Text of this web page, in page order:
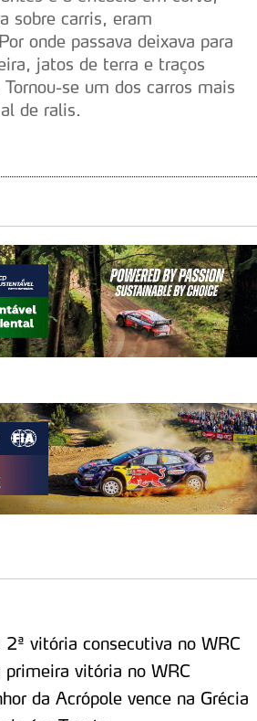
informação, relativa à sua
de publicidade e de análise, com
na UE e em países terceiros.
as transferências internacionais de
realizadas apenas com o seu
de certo tipo de Cookies e
pode ter impacto na sua
no Website e nos serviços
cookies do site.
sobre carris, eram
onde passava deixava para
jatos de terra e traços
se um dos carros mais
de ralis.
vitória consecutiva no WRC
vitória no WRC
da Acrópole vence na Grécia